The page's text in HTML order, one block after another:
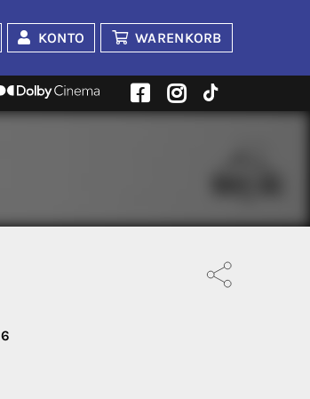
KONTO WARENKORB